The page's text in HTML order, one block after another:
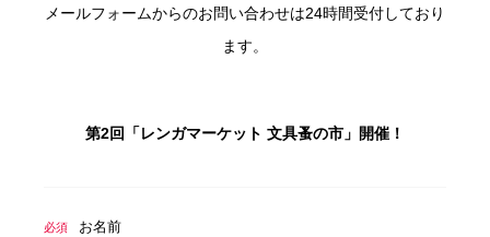
メールフォームからのお問い合わせは24時間受付しており
ます。
第2回「レンガマーケット 文具蚤の市」開催！
必須 お名前